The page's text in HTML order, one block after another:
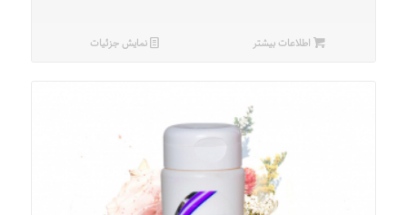
اطلاعات بیشتر نمایش جزئیات